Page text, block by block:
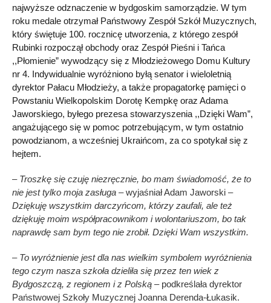
najwyższe odznaczenie w bydgoskim samorządzie. W tym
roku medale otrzymał Państwowy Zespół Szkół Muzycznych,
który świętuje 100. rocznicę utworzenia, z którego zespół
Rubinki rozpoczął obchody oraz Zespół Pieśni i Tańca
,,Płomienie” wywodzący się z Młodzieżowego Domu Kultury
nr 4. Indywidualnie wyróżniono byłą senator i wieloletnią
dyrektor Pałacu Młodzieży, a także propagatorkę pamięci o
Powstaniu Wielkopolskim Dorotę Kempkę oraz Adama
Jaworskiego, byłego prezesa stowarzyszenia ,,Dzięki Wam”,
angażującego się w pomoc potrzebującym, w tym ostatnio
powodzianom, a wcześniej Ukraińcom, za co spotykał się z
hejtem.
– Troszkę się czuję niezręcznie, bo mam świadomość, że to
nie jest tylko moja zasługa – wyjaśniał Adam Jaworski –
Dziękuję wszystkim darczyńcom, którzy zaufali, ale też
dziękuję moim współpracownikom i wolontariuszom, bo tak
naprawdę sam bym tego nie zrobił. Dzięki Wam wszystkim.
– To wyróżnienie jest dla nas wielkim symbolem wyróżnienia
tego czym nasza szkoła dzieliła się przez ten wiek z
Bydgoszczą, z regionem i z Polską – podkreślała dyrektor
Państwowej Szkoły Muzycznej Joanna Derenda-Łukasik.